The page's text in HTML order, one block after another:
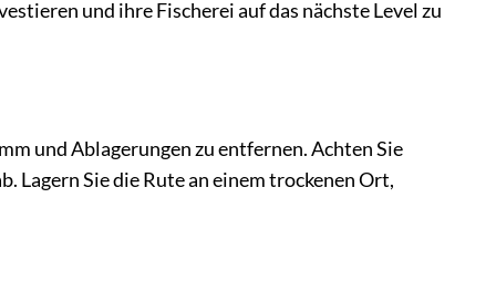
und ihre Fischerei auf das nächste Level zu
und Ablagerungen zu entfernen. Achten Sie
Lagern Sie die Rute an einem trockenen Ort,